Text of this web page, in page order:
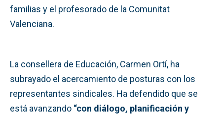
familias y el profesorado de la Comunitat
Valenciana.
La consellera de Educación, Carmen Ortí, ha
subrayado el acercamiento de posturas con los
representantes sindicales. Ha defendido que se
está avanzando “con diálogo, planificación y